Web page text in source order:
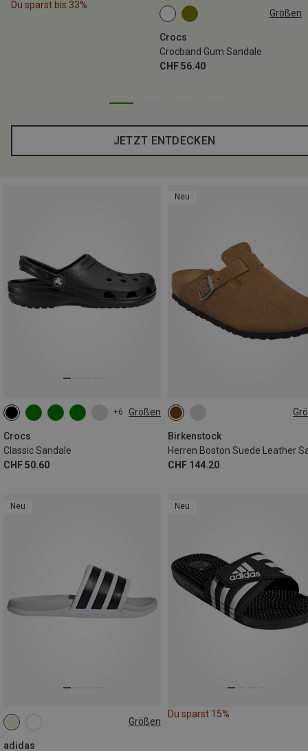
Du sparst bis 33%
Größen
Crocs
Crocband Gum Sandale
CHF 56.40
JETZT ENTDECKEN
+6 Größen
Crocs
Classic Sandale
CHF 50.60
Neu
Birkenstock
CHF 144.20
41 42
45
46
Neu
Größen
adidas
Neu
Du sparst 15%